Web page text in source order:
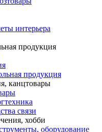
интерьера
продукция
продукция
канцтовары
связи
хобби
оборудование